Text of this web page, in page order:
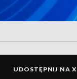
UDOSTĘPNIJ NA X